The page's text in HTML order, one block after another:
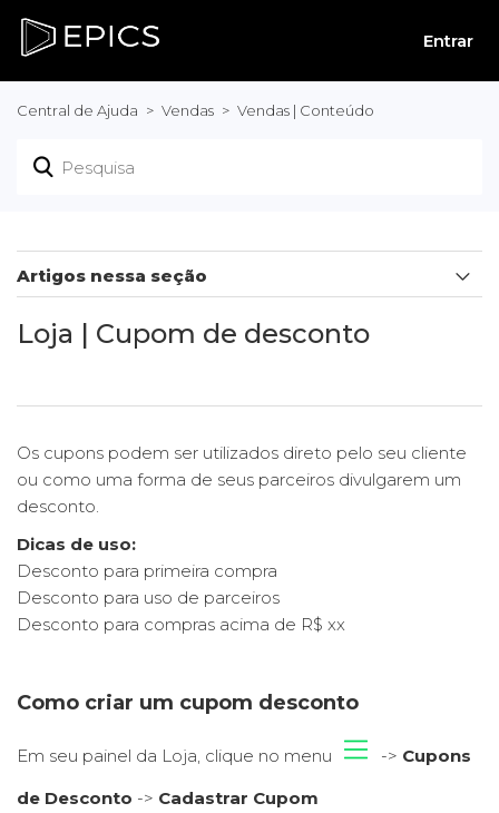
Entrar
Central de Ajuda Vendas Vendas | Conteúdo
Artigos nessa seção
Como criar sacolinha do Instagram | Loja
Loja | Como adicionar um produto com variação de
grade
Loja | Cupom de desconto
Loja | Como vinculo a Loja com meu Site?
Loja | Quais produtos posso vender?
Loja | Cupom de desconto
Os cupons podem ser utilizados direto pelo seu cliente
ou como uma forma de seus parceiros divulgarem um
desconto.
Dicas de uso:
Desconto para primeira compra
Desconto para uso de parceiros
Desconto para compras acima de R$ xx
Como criar um cupom desconto
Em seu painel da Loja, clique no menu -> Cupons
de Desconto -> Cadastrar Cupom